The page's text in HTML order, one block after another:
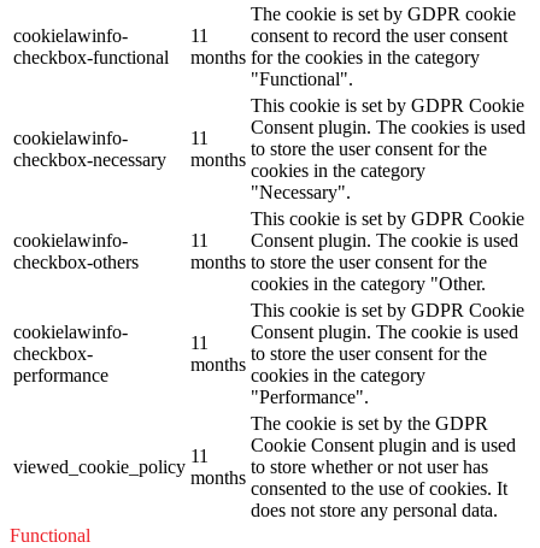
cookielawinfo-
checkbox-functional
11
months
The cookie is set by GDPR cookie
consent to record the user consent
for the cookies in the category
"Functional".
cookielawinfo-
checkbox-necessary
11
months
This cookie is set by GDPR Cookie
Consent plugin. The cookies is used
to store the user consent for the
cookies in the category
"Necessary".
cookielawinfo-
checkbox-others
11
months
This cookie is set by GDPR Cookie
Consent plugin. The cookie is used
to store the user consent for the
cookies in the category "Other.
cookielawinfo-
checkbox-
performance
11
months
This cookie is set by GDPR Cookie
Consent plugin. The cookie is used
to store the user consent for the
cookies in the category
"Performance".
viewed_cookie_policy
11
months
The cookie is set by the GDPR
Cookie Consent plugin and is used
to store whether or not user has
consented to the use of cookies. It
does not store any personal data.
Functional